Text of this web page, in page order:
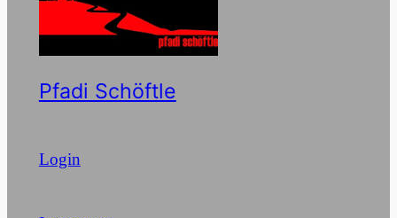
Pfadi Schöftle
Login